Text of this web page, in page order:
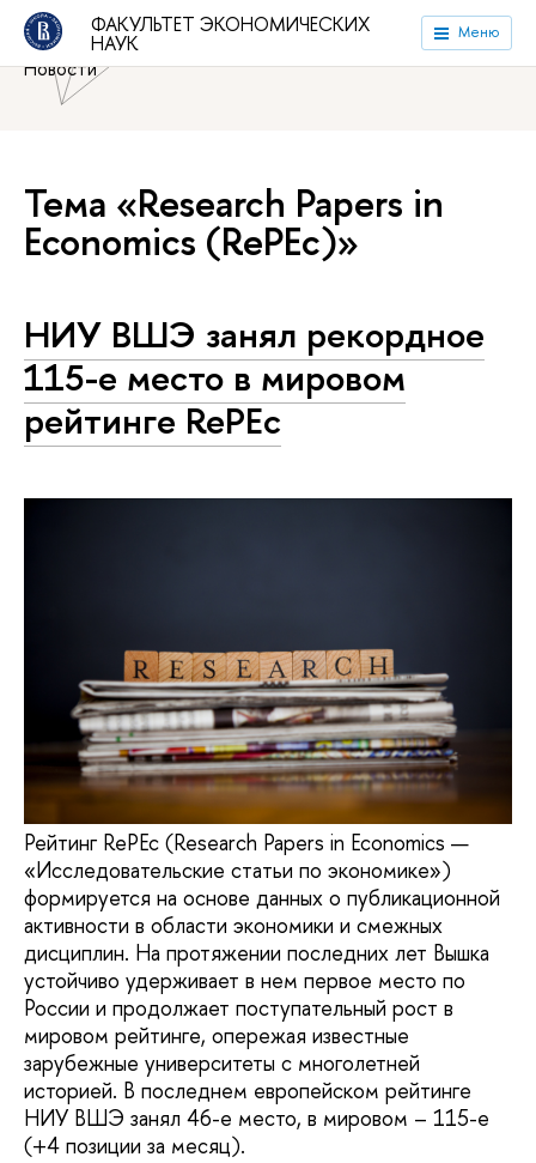
ФАКУЛЬТЕТ ЭКОНОМИЧЕСКИХ
НАУК Меню
Национальный исследовательский университет «Высшая
школа экономики»
Факультет экономических наук
Новости
Тема «Research Papers in
Economics (RePEc)»
НИУ ВШЭ занял рекордное
115-е место в мировом
рейтинге RePEc
Рейтинг RePEc (Research Papers in Economics —
«Исследовательские статьи по экономике»)
формируется на основе данных о публикационной
активности в области экономики и смежных
дисциплин. На протяжении последних лет Вышка
устойчиво удерживает в нем первое место по
России и продолжает поступательный рост в
мировом рейтинге, опережая известные
зарубежные университеты с многолетней
историей. В последнем европейском рейтинге
НИУ ВШЭ занял 46-е место, в мировом – 115-е
(+4 позиции за месяц).